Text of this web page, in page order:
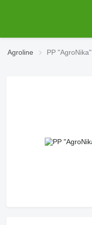
Agroline PP "AgroNika"